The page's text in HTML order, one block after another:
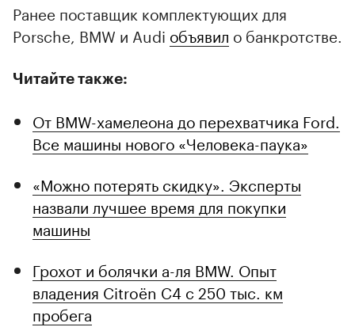
Ранее поставщик комплектующих для
Porsche, BMW и Audi объявил о банкротстве.
Читайте также:
От BMW-хамелеона до перехватчика Ford.
Все машины нового «Человека-паука»
«Можно потерять скидку». Эксперты
назвали лучшее время для покупки
машины
Грохот и болячки а-ля BMW. Опыт
владения Citroёn C4 с 250 тыс. км
пробега